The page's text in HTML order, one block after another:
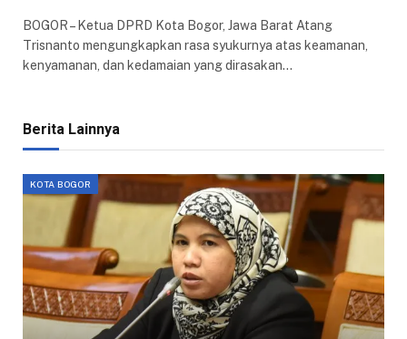
BOGOR – Ketua DPRD Kota Bogor, Jawa Barat Atang
Trisnanto mengungkapkan rasa syukurnya atas keamanan,
kenyamanan, dan kedamaian yang dirasakan…
Berita Lainnya
KOTA BOGOR